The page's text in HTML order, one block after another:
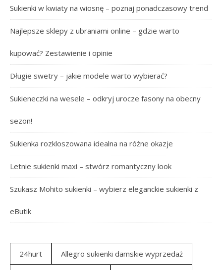
Sukienki w kwiaty na wiosnę – poznaj ponadczasowy trend
Najlepsze sklepy z ubraniami online – gdzie warto
kupować? Zestawienie i opinie
Długie swetry – jakie modele warto wybierać?
Sukieneczki na wesele – odkryj urocze fasony na obecny
sezon!
Sukienka rozkloszowana idealna na różne okazje
Letnie sukienki maxi – stwórz romantyczny look
Szukasz Mohito sukienki – wybierz eleganckie sukienki z
eButik
24hurt Allegro sukienki damskie wyprzedaż